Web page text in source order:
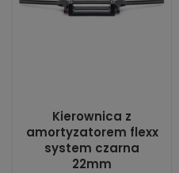
Kierownica z
amortyzatorem flexx
system czarna
22mm